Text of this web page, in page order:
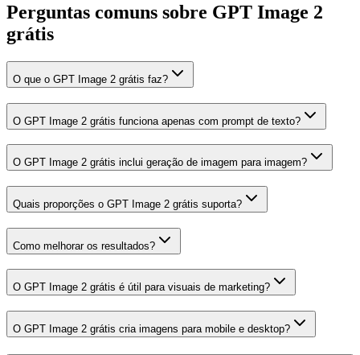
Perguntas comuns sobre GPT Image 2
grátis
O que o GPT Image 2 grátis faz?
O GPT Image 2 grátis funciona apenas com prompt de texto?
O GPT Image 2 grátis inclui geração de imagem para imagem?
Quais proporções o GPT Image 2 grátis suporta?
Como melhorar os resultados?
O GPT Image 2 grátis é útil para visuais de marketing?
O GPT Image 2 grátis cria imagens para mobile e desktop?